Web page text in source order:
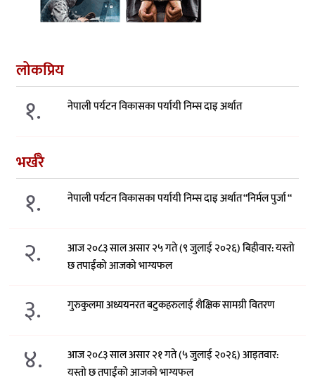
लोकप्रिय
१. नेपाली पर्यटन विकासका पर्यायी निम्स दाइ अर्थात
भर्खरै
१. नेपाली पर्यटन विकासका पर्यायी निम्स दाइ अर्थात “निर्मल पुर्जा “
२.
आज २०८३ साल असार २५ गते (९ जुलाई २०२६) बिहीवार: यस्तो
छ तपाईंको आजको भाग्यफल
३. गुरुकुलमा अध्ययनरत बटुकहरुलाई शैक्षिक सामग्री वितरण
४.
आज २०८३ साल असार २१ गते (५ जुलाई २०२६) आइतवार:
यस्तो छ तपाईंको आजको भाग्यफल